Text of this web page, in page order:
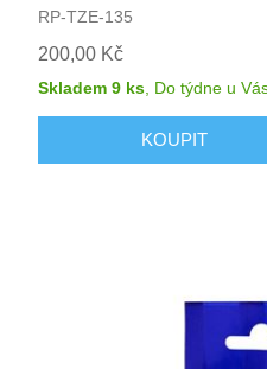
RP-TZE-135
200,00 Kč
Skladem 9 ks Do týdne u